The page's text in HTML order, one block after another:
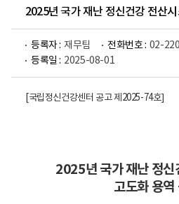
2025년 국가 재난 정신건강 전산
등록자 : 재무팀 전화번호 : 02-
등록일 : 2025-08-01
[국립정신건강센터 공고 제2025-74호]
2025년 국가 재난 정신
고도화 용역